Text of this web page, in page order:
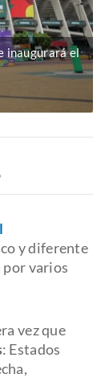
inaugurará el
y diferente
por varios
vez que
: Estados